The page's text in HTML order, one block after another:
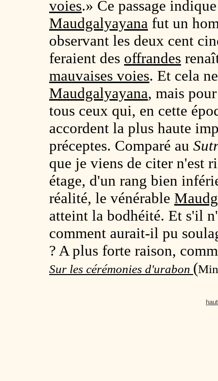
voies.» Ce passage
Maudgalyayana fut un
observant les deux cent
feraient des offrandes
mauvaises voies. Et cela
Maudgalyayana, mais
tous ceux qui, en cette
accordent la plus haute
préceptes. Comparé au
que je viens de citer n'est
étage, d'un rang bien
réalité, le vénérable
atteint la bodhéité. Et s'il
comment aurait-il pu
? A plus forte raison,
Sur les cérémonies d'urabon (